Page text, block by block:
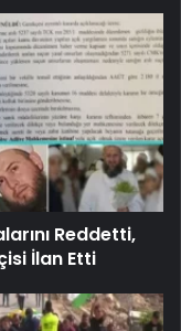
Reddetti,
İlan Etti